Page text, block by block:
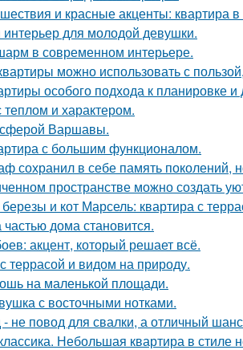
и красные акценты: квартира
для молодой девушки.
в современном интерьере.
можно использовать с
особого подхода к планировке и
и характером.
Варшавы.
с большим функционалом.
сохранил в себе память поколений,
пространстве можно создать
и кот Марсель: квартира с
частью дома становится.
акцент, который решает всё.
террасой и видом на природу.
на маленькой площади.
с восточными нотками.
не повод для свалки, а отличный
Небольшая квартира в стиле